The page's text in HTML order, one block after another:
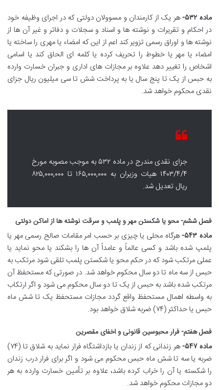
ماده ۵۳۲-
هر یک از کارمندان و مسوولان دولتی که در اجرای وظیفه خود
در احکام و تقریرات و نوشته ها و اسناد و سجلات و دفاتر و غیر آن ها از
نوشته ها و اوراق رسمی تزویر کند اعم از این که امضاء یا مهری را ساخته یا
امضاء یا مهر یا خطوط را تحریف کرده یا کلمه ای الحاق کند یا اسامی
اشخاص را تغییر دهد علاوه بر مجازات های اداری و جبران خسارت وارده
به حبس از یک تا پنج سال یا به پرداخت شش تا سی میلیون ریال جزای
نقدی محکوم خواهد شد.
جزای نقدی مندرج در ماده ۵۳۲ به موجب مصوبه مورخ
۱۴۰۳/۴/۴ هیات وزیران به ۱۶۵,۰۰۰,۰۰۰ تا ۸۲۵,۰۰۰,۰۰۰
ریال تعدیل شد.
فصل ششم- محو یا شکستن مهر و پلمب و سرقت نوشته ها از اماکن دولتی
ماده ۵۴۳-
هرگاه محلی یا چیزی بر حسب امر مقامات صالح رسمی مهر یا
پلمپ شده باشد و کسی عالماً و عامداً آن ها را بشکند یا محو نماید یا
عملی مرتکب شود که در حکم محو یا شکستن پلمب تلقی شود مرتکب به
حبس از سه ماه تا دو سال محکوم خواهد شد. در صورتی که مستحفظ آن
مرتکب شده باشد به حبس از یک تا دو سال محکوم می شود و اگر ارتکاب
به واسطه اهمال مستحفظ واقع گردد مجازات مستحفظ یک تا شش ماه
حبس یا حداکثر (۷۴) ضربه شلاق خواهد بود.
فصل هفتم- فرار محبوسین قانونی و اخفای مقصرین
ماده ۵۴۷-
هر زندانی که از زندان یا بازداشتگاه فرار نماید به شلاق تا (۷۴)
ضربه یا سه تا شش ماه حبس محکوم می شود و اگر برای فرار درب زندان
را شکسته یا آن را خراب کرده باشد، علاوه بر تأمین خسارت وارده به هر
دو مجازات محکوم خواهد شد.